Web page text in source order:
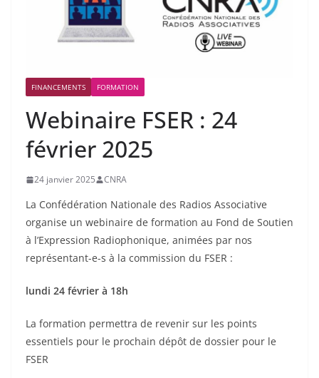
FINANCEMENTS FORMATION
Webinaire FSER : 24
février 2025
24 janvier 2025 CNRA
La Confédération Nationale des Radios Associative
organise un webinaire de formation au Fond de Soutien
à l’Expression Radiophonique, animées par nos
représentant-e-s à la commission du FSER :
lundi 24 février à 18h
La formation permettra de revenir sur les points
essentiels pour le prochain dépôt de dossier pour le
FSER